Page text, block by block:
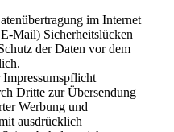
im Internet
Mail) Sicherheitslücken
der Daten vor dem
Dritte zur Übersendung
Werbung und
ausdrücklich